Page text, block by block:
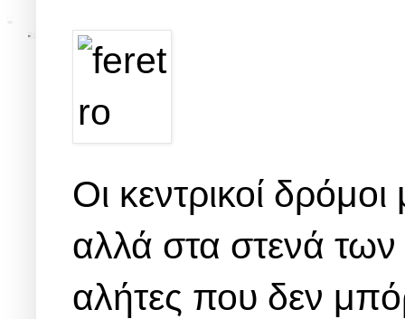
Οι κεντρικοί
αλλά στα στενά
αλήτες που δεν